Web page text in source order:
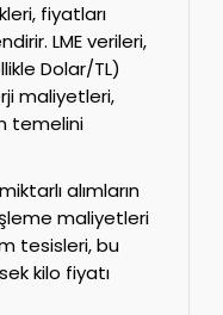
fiyatları
LME verileri,
Dolar/TL)
maliyetleri,
temelini
alımların
maliyetleri
tesisleri, bu
kilo fiyatı